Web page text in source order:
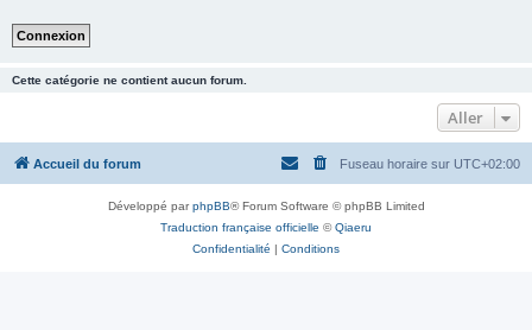
Cette catégorie ne contient aucun forum.
Aller
Accueil du forum Fuseau horaire sur UTC+02:00
Développé parphpBB® Forum Software © phpBB Limited
Traduction française officielle ©Qiaeru
Confidentialité | Conditions